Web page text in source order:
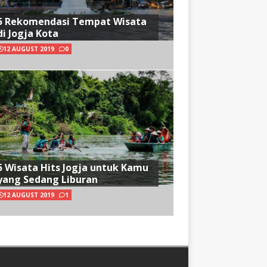
Rekomendasi Tempat Wisata
Jogja Kota
12 AUGUST 2019 0
Wisata Hits Jogja untuk Kamu
Sedang Liburan
12 AUGUST 2019 1